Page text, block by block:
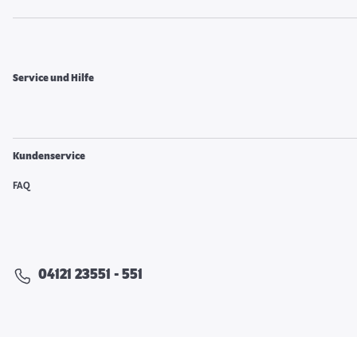
Service und Hilfe
Kundenservice
FAQ
04121 23551 - 551